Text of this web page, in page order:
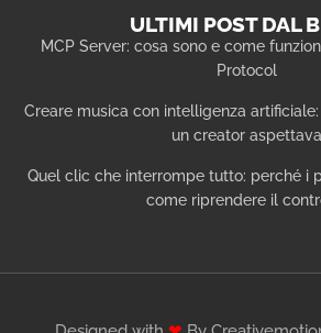
ULTIMI POST DAL
MCP Server: cosa sono e come
Protocol
Creare musica con intelligenza
un creator aspettava
Quel clic che interrompe tutto: perché i
come riprendere il